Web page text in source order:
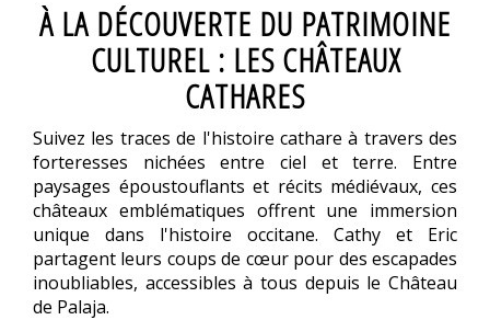
À LA DÉCOUVERTE DU PATRIMOINE
CULTUREL : LES CHÂTEAUX
CATHARES
Suivez les traces de l'histoire cathare à travers des
forteresses nichées entre ciel et terre. Entre
paysages époustouflants et récits médiévaux, ces
châteaux emblématiques offrent une immersion
unique dans l'histoire occitane. Cathy et Eric
partagent leurs coups de cœur pour des escapades
inoubliables, accessibles à tous depuis le Château
de Palaja.